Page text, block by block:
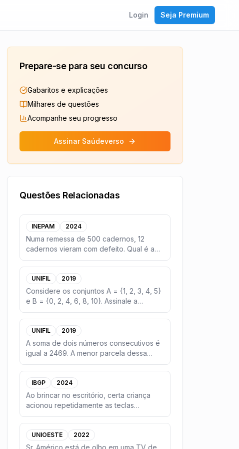
Login Seja Premium
Prepare-se para seu concurso
Gabaritos e explicações
Milhares de questões
Acompanhe seu progresso
Assinar Saúdeverso
Questões Relacionadas
INEPAM 2024
Numa remessa de 500 cadernos, 12
cadernos vieram com defeito. Qual é a
probabilidade de pegar, ao ac...
UNIFIL 2019
Considere os conjuntos A = {1, 2, 3, 4, 5}
e B = {0, 2, 4, 6, 8, 10}. Assinale a
alternativa que cor...
UNIFIL 2019
A soma de dois números consecutivos é
igual a 2469. A menor parcela dessa
soma corresponde a...
IBGP 2024
Ao brincar no escritório, certa criança
acionou repetidamente as teclas
FGHIJFGHIJFGHIJ... Se esse p...
UNIOESTE 2022
Sr. Américo está de olho em uma TV de